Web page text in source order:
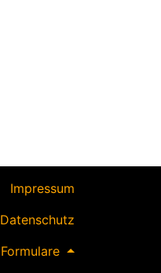
Impressum
Datenschutz
Formulare